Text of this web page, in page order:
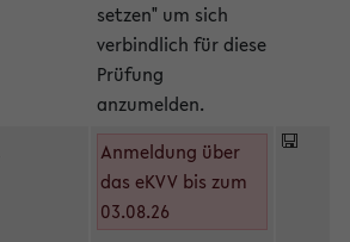
setzen" um sich
verbindlich für diese
Prüfung
anzumelden.
Anmeldung über
das eKVV bis zum
03.08.26